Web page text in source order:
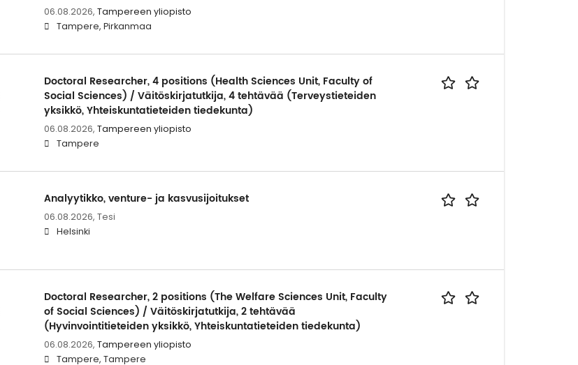
06.08.2026, Tampereen yliopisto
Tampere, Pirkanmaa
Doctoral Researcher, 4 positions (Health Sciences Unit, Faculty of
Social Sciences) / Väitöskirjatutkija, 4 tehtävää (Terveystieteiden
yksikkö, Yhteiskuntatieteiden tiedekunta)
06.08.2026, Tampereen yliopisto
Tampere
Analyytikko, venture- ja kasvusijoitukset
06.08.2026, Tesi
Helsinki
Doctoral Researcher, 2 positions (The Welfare Sciences Unit, Faculty
of Social Sciences) / Väitöskirjatutkija, 2 tehtävää
(Hyvinvointitieteiden yksikkö, Yhteiskuntatieteiden tiedekunta)
06.08.2026, Tampereen yliopisto
Tampere, Tampere